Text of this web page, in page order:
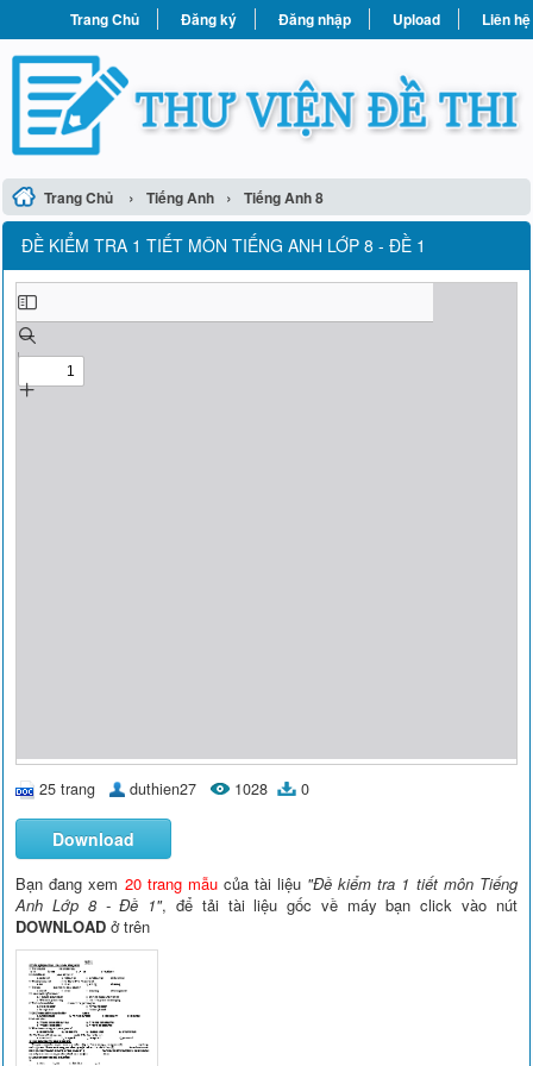
Trang Chủ Đăng ký Đăng nhập Upload Liên hệ
Trang Chủ › Tiếng Anh › Tiếng Anh 8
ĐỀ KIỂM TRA 1 TIẾT MÔN TIẾNG ANH LỚP 8 - ĐỀ 1
25 trang duthien27 1028 0
Download
Bạn đang xem 20 trang mẫucủa tài liệu "Đề kiểm tra 1 tiết môn Tiếng
Anh Lớp 8 - Đề 1", để tải tài liệu gốc về máy bạn click vào nút
DOWNLOAD ở trên